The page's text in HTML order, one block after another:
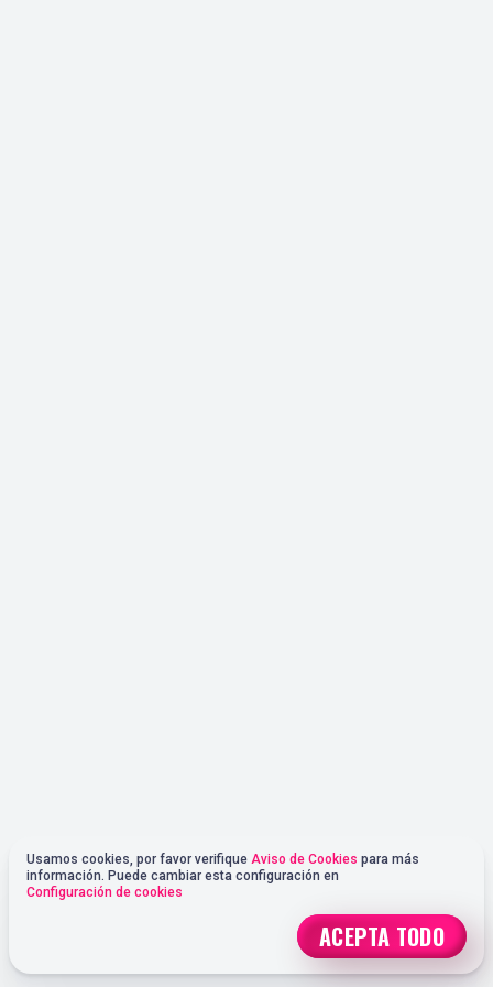
Usamos cookies, por favor verifique Aviso de Cookies para más
información. Puede cambiar esta configuración en
Configuración de cookies
ACEPTA TODO